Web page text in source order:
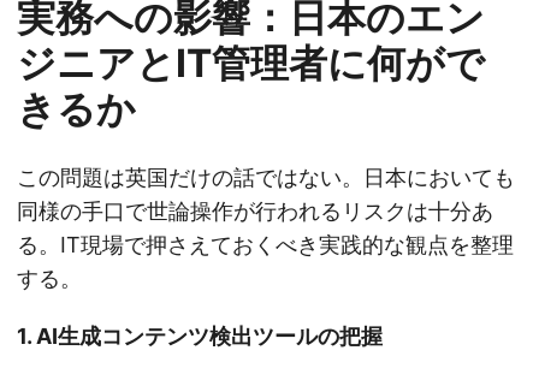
実務への影響：日本のエン
ジニアとIT管理者に何がで
きるか
この問題は英国だけの話ではない。日本においても
同様の手口で世論操作が行われるリスクは十分あ
る。IT現場で押さえておくべき実践的な観点を整理
する。
1. AI生成コンテンツ検出ツールの把握